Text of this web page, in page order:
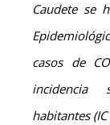
Caudete se
casos de
incidencia
habitantes